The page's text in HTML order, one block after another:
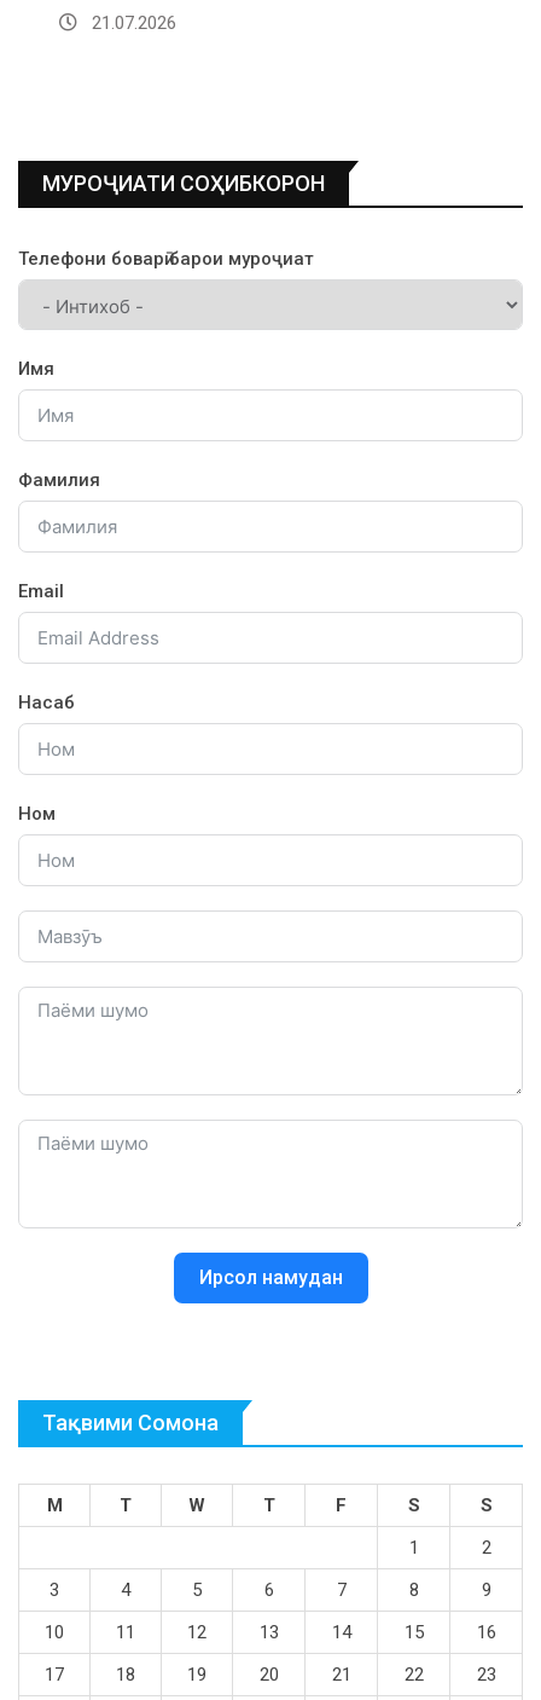
21.07.2026
МУРОҶИАТИ СОҲИБКОРОН
Телефони боварӣ барои муроҷиат
Имя
Фамилия
Email
Насаб
Ном
Ирсол намудан
Тақвими Сомона
M T W T F S
S
1
2
3
4 5 6 7 8
9
10
11 12 13 14 15
16
17
18 19 20 21 22
23